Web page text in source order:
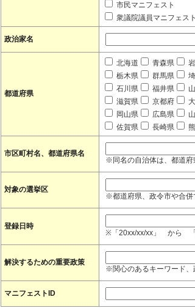
市民マニフェスト
衆議院議員マニフェスト
政治家名
都道府県
北海道 青森県
栃木県
群馬県
石川県
福井県
滋賀県
京都府
岡山県
広島県
佐賀県
長崎県
市区町村名、都道府県名
※同名の自治体は、都道府
対象の選挙区
※都道府県、政令市や合併
登録日時
※「20xx/xx/xx」 から 「
解決するための重要政策
※関心のあるキーワード、
マニフェストID